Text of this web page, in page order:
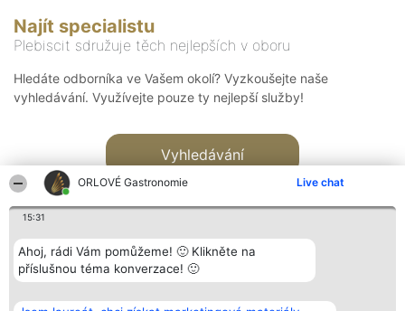
ORLOVÉ Gastronomie Live chat
15:31
Ahoj, rádi Vám pomůžeme! 🙂 Klikněte na
příslušnou téma konverzace! 🙂
Najít specialistu
Plebiscit sdružuje těch nejlepších v oboru
Hledáte odborníka ve Vašem okolí? Vyzkoušejte naše
vyhledávání. Využívejte pouze ty nejlepší služby!
Vyhledávání
Bright Side Solutions sp. z o.
Vítězové
Kontakt